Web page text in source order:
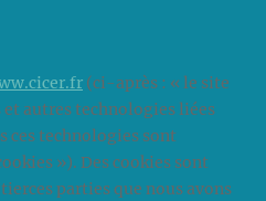
(ci-après : « le site
autres technologies liées
technologies sont
»). Des cookies sont
parties que nous avons